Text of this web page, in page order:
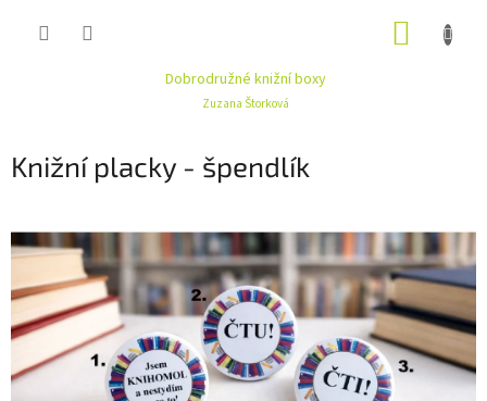
Dobrodružné knižní boxy
Zuzana Štorková
Knižní placky - špendlík